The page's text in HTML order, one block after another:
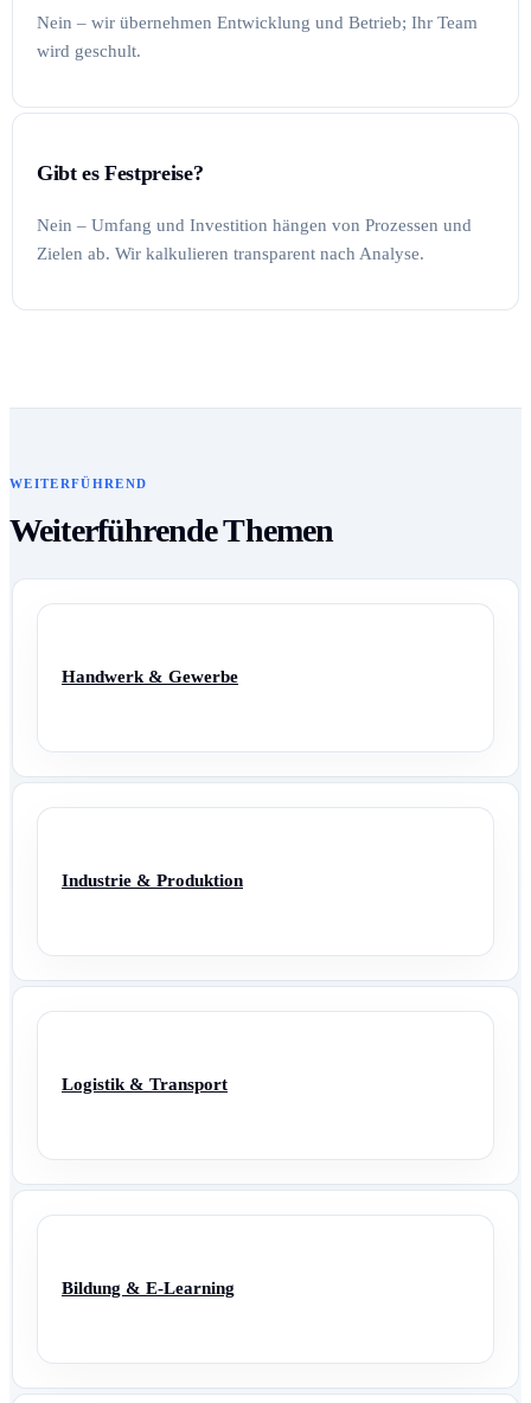
Nein – wir übernehmen Entwicklung und Betrieb; Ihr Team
wird geschult.
Gibt es Festpreise?
Nein – Umfang und Investition hängen von Prozessen und
Zielen ab. Wir kalkulieren transparent nach Analyse.
WEITERFÜHREND
Weiterführende Themen
Handwerk & Gewerbe
Industrie & Produktion
Logistik & Transport
Bildung & E-Learning